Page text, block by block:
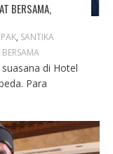
BERSAMA,
, SANTIKA
BERSAMA
di Hotel
Para